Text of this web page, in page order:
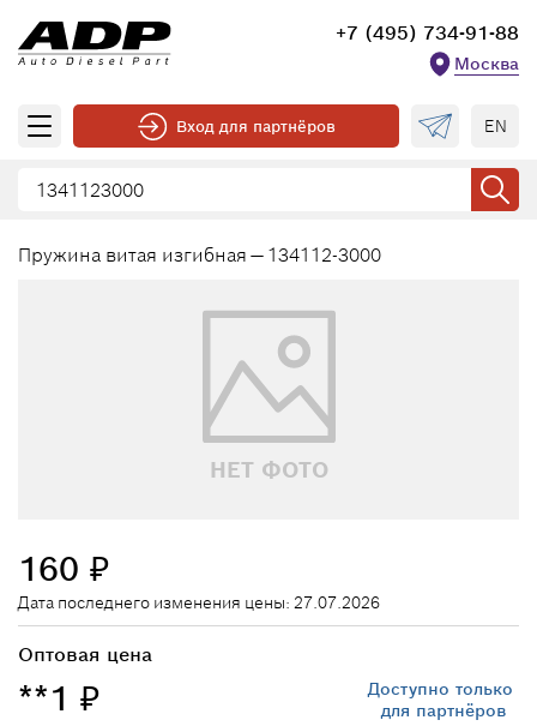
+7 (495) 734-91-88
Москва
Вход для партнёров EN
Пружина витая изгибная — 134112-3000
НЕТ ФОТО
160 ₽
Дата последнего изменения цены: 27.07.2026
Оптовая цена
**1 ₽
Доступно только
для партнёров